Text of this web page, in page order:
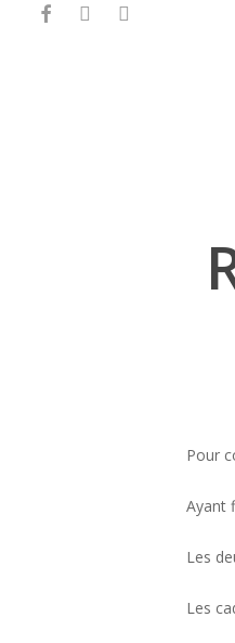
facebookinstagram
phone
Pour
Ayant
Les
Les